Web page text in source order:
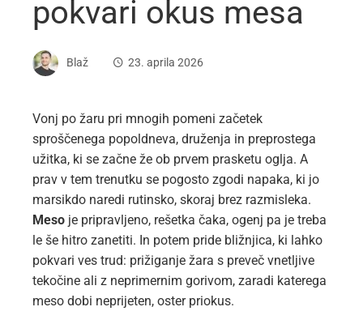
pokvari okus mesa
Blaž 23. aprila 2026
Vonj po žaru pri mnogih pomeni začetek
sproščenega popoldneva, druženja in preprostega
užitka, ki se začne že ob prvem prasketu oglja. A
prav v tem trenutku se pogosto zgodi napaka, ki jo
marsikdo naredi rutinsko, skoraj brez razmisleka.
Meso je pripravljeno, rešetka čaka, ogenj pa je treba
le še hitro zanetiti. In potem pride bližnjica, ki lahko
pokvari ves trud: prižiganje žara s preveč vnetljive
tekočine ali z neprimernim gorivom, zaradi katerega
meso dobi neprijeten, oster priokus.